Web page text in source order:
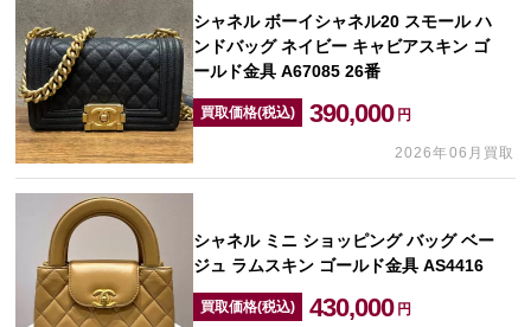
シャネル ボーイシャネル20 スモール ハ
ンドバッグ ネイビー キャビアスキン ゴ
ールド金具 A67085 26番
買取価格(税込) 390,000 円
2026年06月買取
シャネル ミニ ショッピング バッグ ベー
ジュ ラムスキン ゴールド金具 AS4416
買取価格(税込) 430,000 円